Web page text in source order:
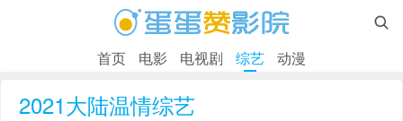

首页 电影 电视剧 综艺 动漫
2021大陆温情综艺